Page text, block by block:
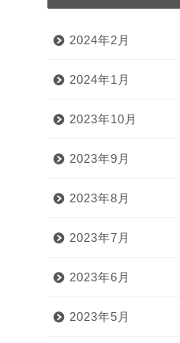
2024年2月
2024年1月
2023年10月
2023年9月
2023年8月
2023年7月
2023年6月
2023年5月